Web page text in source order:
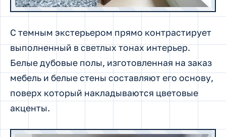
С темным экстерьером прямо контрастирует
выполненный в светлых тонах интерьер.
Белые дубовые полы, изготовленная на заказ
мебель и белые стены составляют его основу,
поверх который накладываются цветовые
акценты.